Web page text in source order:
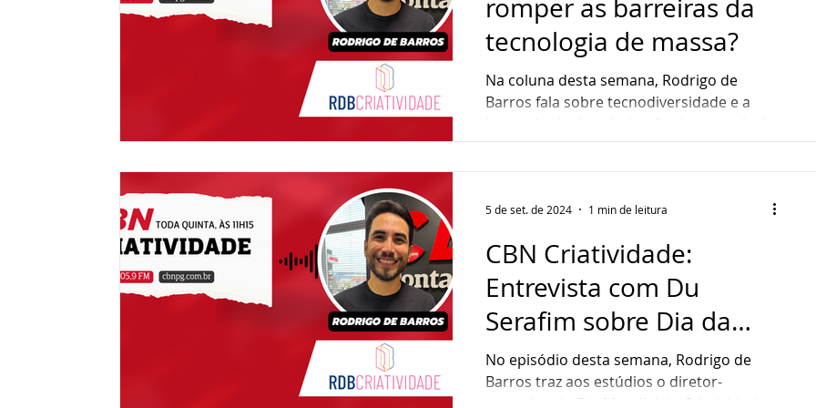
romper as barreiras da
tecnologia de massa?
Na coluna desta semana, Rodrigo de
Barros fala sobre tecnodiversidade e a
importância da valorização das tecnologias
rudimentares e da...
CBN Criatividade:
Entrevista com Du
Serafim sobre Dia da
Criatividade
No episódio desta semana, Rodrigo de
Barros traz aos estúdios o diretor-
executivo do Dia Mundial da Criatividade
5 de set. de 2024 1 min de leitura